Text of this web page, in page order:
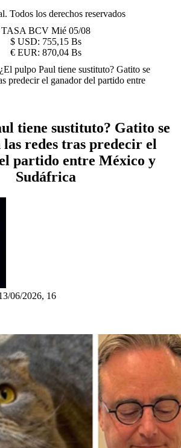
Todos los derechos reservados
TASA BCV Mié 05/08
$ USD: 755,15 Bs
€ EUR: 870,04 Bs
¿El pulpo Paul tiene sustituto? Gatito se
predecir el ganador del partido entre
tiene sustituto? Gatito se
redes tras predecir el
partido entre México y
Sudáfrica
06/2026, 16